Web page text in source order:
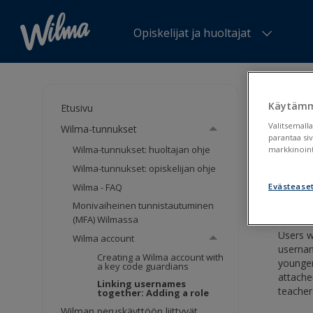
Opiskelijat ja huoltajat
Etusivu
Wilma-tunnukset
Wilma-tunnukset: huoltajan ohje
Wilma-tunnukset: opiskelijan ohje
Wilma - FAQ
Monivaiheinen tunnistautuminen
(MFA) Wilmassa
Wilma account
Creating a Wilma account with
a key code guardians
Linking usernames
together: Adding a role
role
Users
parantaa